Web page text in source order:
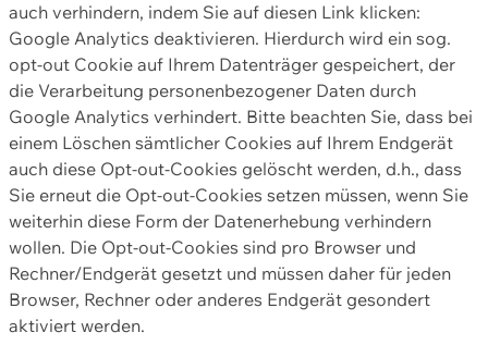
auch verhindern, indem Sie auf diesen Link klicken:
Google Analytics deaktivieren. Hierdurch wird ein sog.
opt-out Cookie auf Ihrem Datenträger gespeichert, der
die Verarbeitung personenbezogener Daten durch
Google Analytics verhindert. Bitte beachten Sie, dass bei
einem Löschen sämtlicher Cookies auf Ihrem Endgerät
auch diese Opt-out-Cookies gelöscht werden, d.h., dass
Sie erneut die Opt-out-Cookies setzen müssen, wenn Sie
weiterhin diese Form der Datenerhebung verhindern
wollen. Die Opt-out-Cookies sind pro Browser und
Rechner/Endgerät gesetzt und müssen daher für jeden
Browser, Rechner oder anderes Endgerät gesondert
aktiviert werden.